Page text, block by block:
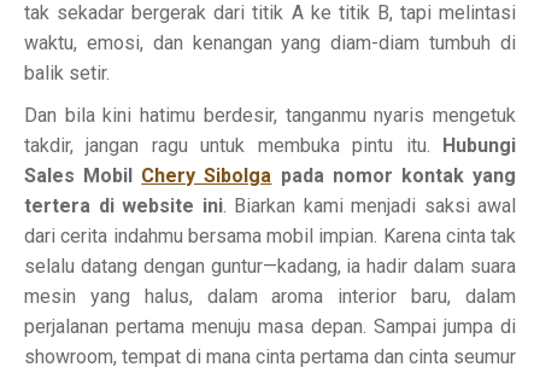
tak sekadar bergerak dari titik A ke titik B, tapi melintasi
waktu, emosi, dan kenangan yang diam-diam tumbuh di
balik setir.
Dan bila kini hatimu berdesir, tanganmu nyaris mengetuk
takdir, jangan ragu untuk membuka pintu itu. Hubungi
Sales Mobil Chery Sibolga pada nomor kontak yang
tertera di website ini. Biarkan kami menjadi saksi awal
dari cerita indahmu bersama mobil impian. Karena cinta tak
selalu datang dengan guntur—kadang, ia hadir dalam suara
mesin yang halus, dalam aroma interior baru, dalam
perjalanan pertama menuju masa depan. Sampai jumpa di
showroom, tempat di mana cinta pertama dan cinta seumur